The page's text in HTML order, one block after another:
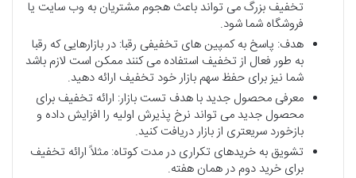
تخفیف بزرگ می تواند باعث هجوم مشتریان به وب سایت یا
فروشگاه شما شود.
هدف: پاسخ به کمپین های تخفیفی رقبا: در بازارهایی که رقبا
به طور فعال از تخفیف استفاده می کنند ممکن است لازم باشد
شما نیز برای حفظ سهم بازار خود تخفیف ارائه دهید.
معرفی محصول جدید با هدف تست بازار: ارائه تخفیف برای
محصول جدید می تواند نرخ پذیرش اولیه را افزایش داده و
بازخورد سریعتری از بازار دریافت کنید.
تشویق به خریدهای تکراری در مدت کوتاه: مثلاً ارائه تخفیف
برای خرید دوم در همان هفته.